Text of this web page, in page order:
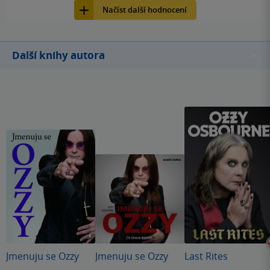
Načíst další hodnocení
Další knihy autora
Jmenuju se Ozzy Jmenuju se Ozzy Last Rites